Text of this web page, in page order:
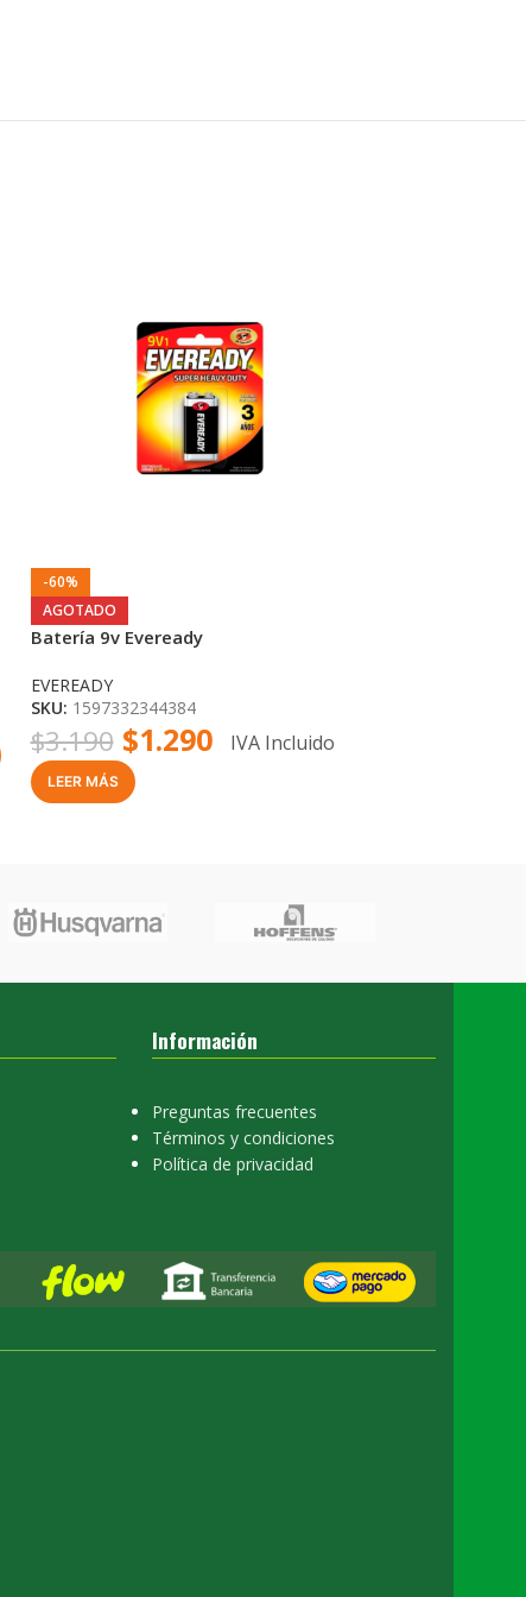
-60%
AGOTADO
Batería 9v Eveready
EVEREADY
SKU: 1597332344384
$3.190 $1.290 IVA Incluido
LEER MÁS
Información
Preguntas frecuentes
Términos y condiciones
Política de privacidad